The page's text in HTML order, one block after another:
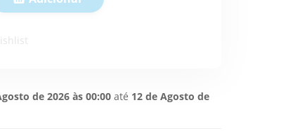
de 2026 às 00:00até 12 de Agosto de